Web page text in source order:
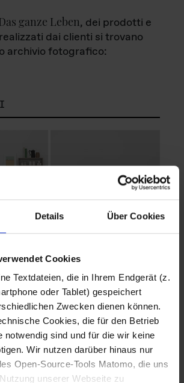
Details Über Cookies
Cookies
Textdateien, die in Ihrem Endgerät (z.
oder Tablet) gespeichert
Zwecken dienen können.
Cookies, die für den Betrieb
notwendig sind und für die wir keine
Wir nutzen darüber hinaus nur
Open-Source-Tools Matomo, die uns
unserer Webseite zu
ganze Leben, dei prodotti e
dai clienti si trovano
archivio fotografico:
Fotografo: Lorenz
Sternbach
Download